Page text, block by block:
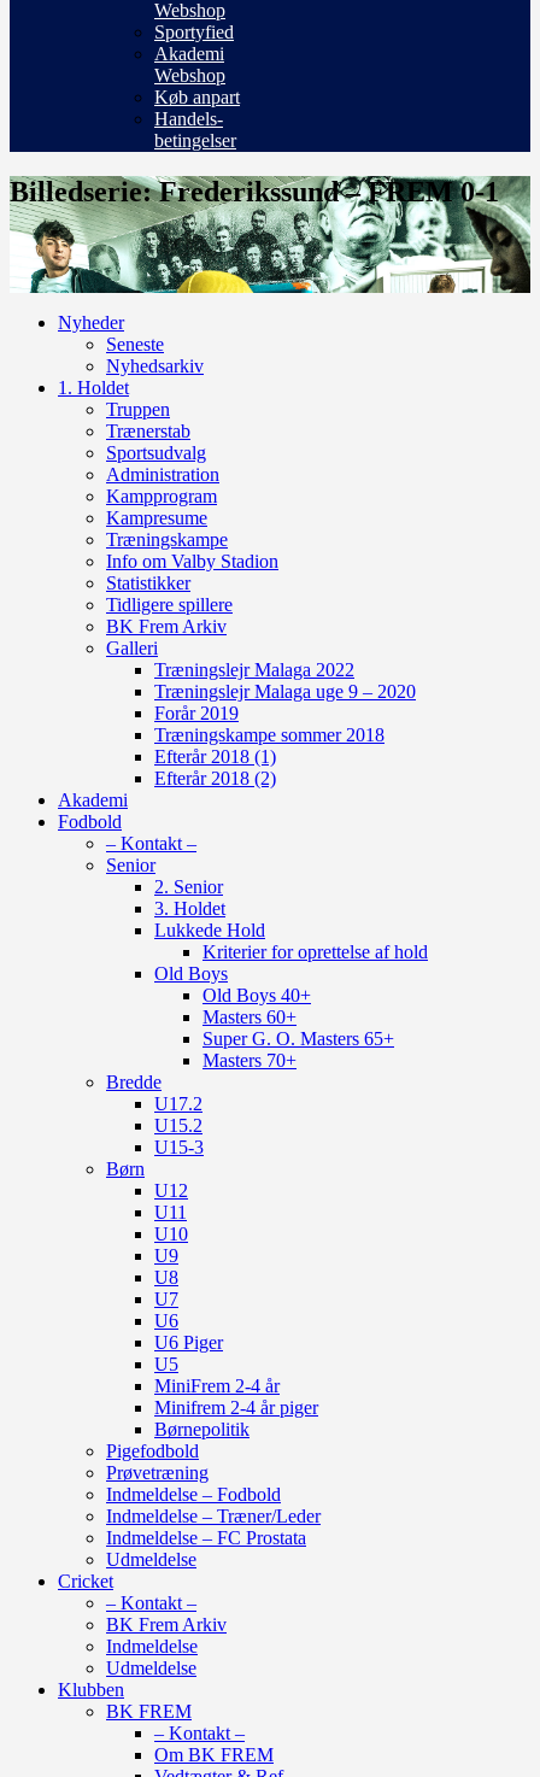
Webshop
Sportyfied
Akademi
Webshop
Køb anpart
Handels-
betingelser
Billedserie: Frederikssund – FREM 0-1
Nyheder
Seneste
Nyhedsarkiv
1. Holdet
Truppen
Trænerstab
Sportsudvalg
Administration
Kampprogram
Kampresume
Træningskampe
Info om Valby Stadion
Statistikker
Tidligere spillere
BK Frem Arkiv
Galleri
Træningslejr Malaga 2022
Træningslejr Malaga uge 9 – 2020
Forår 2019
Træningskampe sommer 2018
Efterår 2018 (1)
Efterår 2018 (2)
Akademi
Fodbold
– Kontakt –
Senior
2. Senior
3. Holdet
Lukkede Hold
Kriterier for oprettelse af hold
Old Boys
Old Boys 40+
Masters 60+
Super G. O. Masters 65+
Masters 70+
Bredde
U17.2
U15.2
U15-3
Børn
U12
U11
U10
U9
U8
U7
U6
U6 Piger
U5
MiniFrem 2-4 år
Minifrem 2-4 år piger
Børnepolitik
Pigefodbold
Prøvetræning
Indmeldelse – Fodbold
Indmeldelse – Træner/Leder
Indmeldelse – FC Prostata
Udmeldelse
Cricket
– Kontakt –
BK Frem Arkiv
Indmeldelse
Udmeldelse
Klubben
BK FREM
– Kontakt –
Om BK FREM